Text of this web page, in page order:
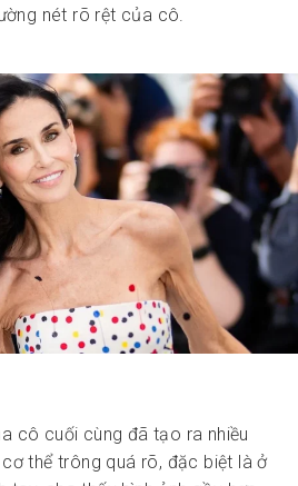
nét rõ rệt của cô.
cô cuối cùng đã tạo ra nhiều
thể trông quá rõ, đặc biệt là ở